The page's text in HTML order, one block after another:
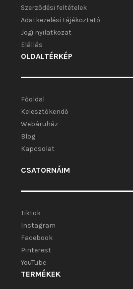
Szerződési feltételek
Adatkezelési tájékoztató
Jogi nyilatkozat
Elállás
OLDALTÉRKÉP
Főoldal
Kelesztőkendő
Webáruház
Blog
Kapcsolat
CSATORNÁIM
Tiktok
Instagram
Facebook
Pinterest
YouTube
TERMÉKEK